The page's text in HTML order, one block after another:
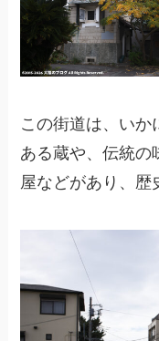
この街道は、いか
ある蔵や、伝統の
屋などがあり、歴